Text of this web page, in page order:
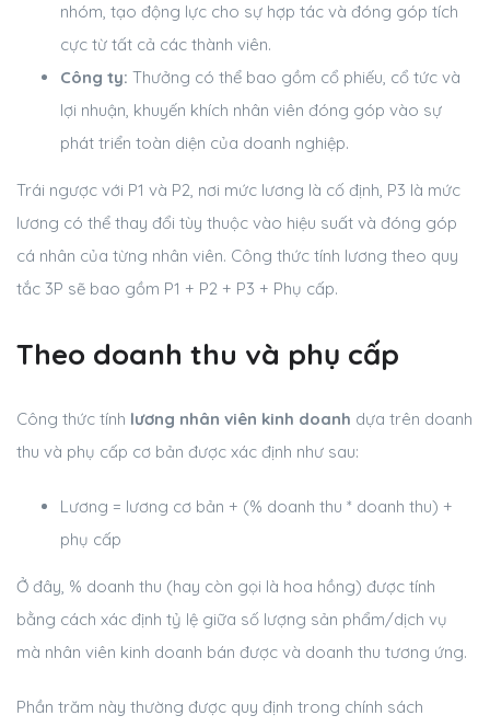
nhóm, tạo động lực cho sự hợp tác và đóng góp tích
cực từ tất cả các thành viên.
Công ty: Thưởng có thể bao gồm cổ phiếu, cổ tức và
lợi nhuận, khuyến khích nhân viên đóng góp vào sự
phát triển toàn diện của doanh nghiệp.
Trái ngược với P1 và P2, nơi mức lương là cố định, P3 là mức
lương có thể thay đổi tùy thuộc vào hiệu suất và đóng góp
cá nhân của từng nhân viên. Công thức tính lương theo quy
tắc 3P sẽ bao gồm P1 + P2 + P3 + Phụ cấp.
Theo doanh thu và phụ cấp
Công thức tính lương nhân viên kinh doanh dựa trên doanh
thu và phụ cấp cơ bản được xác định như sau:
Lương = lương cơ bản + (% doanh thu * doanh thu) +
phụ cấp
Ở đây, % doanh thu (hay còn gọi là hoa hồng) được tính
bằng cách xác định tỷ lệ giữa số lượng sản phẩm/dịch vụ
mà nhân viên kinh doanh bán được và doanh thu tương ứng.
Phần trăm này thường được quy định trong chính sách